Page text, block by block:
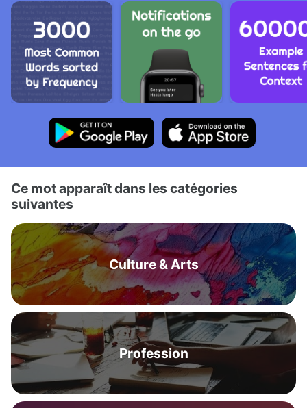
Ce mot apparaît dans les catégories
suivantes
Culture & Arts
Profession